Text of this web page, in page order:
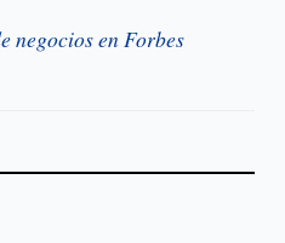
negocios en Forbes